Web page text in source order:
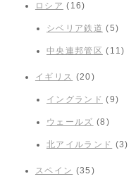
ロシア (16)
シベリア鉄道 (5)
中央連邦管区 (11)
イギリス (20)
イングランド (9)
ウェールズ (8)
北アイルランド (3)
スペイン (35)